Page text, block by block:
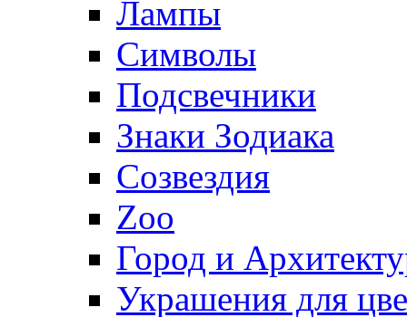
Лампы
Символы
Подсвечники
Знаки Зодиака
Созвездия
Zoo
Город и
Украшения для